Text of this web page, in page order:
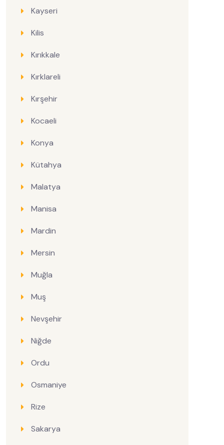
Kayseri
Kilis
Kırıkkale
Kırklareli
Kırşehir
Kocaeli
Konya
Kütahya
Malatya
Manisa
Mardin
Mersin
Muğla
Muş
Nevşehir
Niğde
Ordu
Osmaniye
Rize
Sakarya